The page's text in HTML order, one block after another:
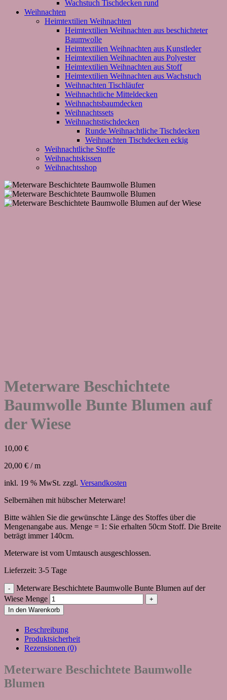
Wachstuch Tischdecken rund
Weihnachten
Heimtextilien Weihnachten
Heimtextilien Weihnachten aus beschichteter
Baumwolle
Heimtextilien Weihnachten aus Kunstleder
Heimtextilien Weihnachten aus Polyester
Heimtextilien Weihnachten aus Stoff
Heimtextilien Weihnachten aus Wachstuch
Weihnachten Tischläufer
Weihnachtliche Mitteldecken
Weihnachtsbaumdecken
Weihnachtssets
Weihnachtstischdecken
Runde Weihnachtliche Tischdecken
Weihnachten Tischdecken eckig
Weihnachtliche Stoffe
Weihnachtskissen
Weihnachtsshop
Meterware Beschichtete
Baumwolle Bunte Blumen auf
der Wiese
10,00 €
20,00 € /m
inkl. 19 % MwSt. zzgl. Versandkosten
Selbernähen mit hübscher Meterware!
Bitte wählen Sie die gewünschte Länge des Stoffes über die
Mengenangabe aus. Menge = 1: Sie erhalten 50cm Stoff. Die Breite
beträgt immer 140cm.
Meterware ist vom Umtausch ausgeschlossen.
Lieferzeit: 3-5 Tage
Meterware Beschichtete Baumwolle Bunte Blumen auf der
Wiese Menge
In den Warenkorb
Beschreibung
Produktsicherheit
Rezensionen (0)
Meterware Beschichtete Baumwolle
Blumen